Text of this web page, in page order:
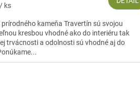
/ ks
kameňa Travertín sú svojou
kresbou vhodné ako do interiéru tak
trvácnosti a odolnosti sú vhodné aj do